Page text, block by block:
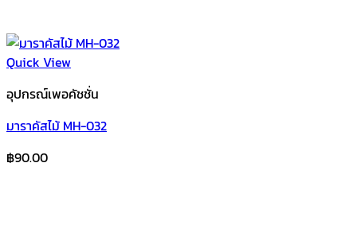
Quick View
อุปกรณ์เพอคัชชั่น
มาราคัสไม้ MH-032
฿90.00